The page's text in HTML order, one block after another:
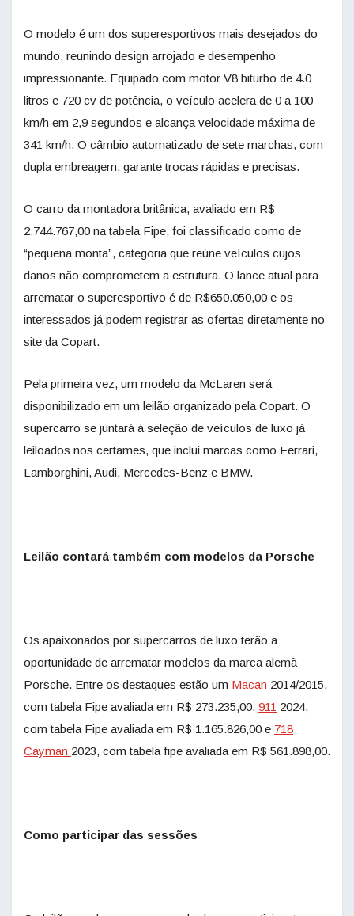
O modelo é um dos superesportivos mais desejados do
mundo, reunindo design arrojado e desempenho
impressionante. Equipado com motor V8 biturbo de 4.0
litros e 720 cv de potência, o veículo acelera de 0 a 100
km/h em 2,9 segundos e alcança velocidade máxima de
341 km/h. O câmbio automatizado de sete marchas, com
dupla embreagem, garante trocas rápidas e precisas.
O carro da montadora britânica, avaliado em R$
2.744.767,00 na tabela Fipe, foi classificado como de
“pequena monta”, categoria que reúne veículos cujos
danos não comprometem a estrutura. O lance atual para
arrematar o superesportivo é de R$650.050,00 e os
interessados já podem registrar as ofertas diretamente no
site da Copart.
Pela primeira vez, um modelo da McLaren será
disponibilizado em um leilão organizado pela Copart. O
supercarro se juntará à seleção de veículos de luxo já
leiloados nos certames, que inclui marcas como Ferrari,
Lamborghini, Audi, Mercedes-Benz e BMW.
Leilão contará também com modelos da Porsche
Os apaixonados por supercarros de luxo terão a
oportunidade de arrematar modelos da marca alemã
Porsche. Entre os destaques estão um Macan 2014/2015,
com tabela Fipe avaliada em R$ 273.235,00, 911 2024,
com tabela Fipe avaliada em R$ 1.165.826,00 e 718
Cayman 2023, com tabela fipe avaliada em R$ 561.898,00.
Como participar das sessões